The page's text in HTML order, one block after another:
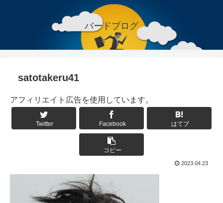
バードブログ
satotakeru41
アフィリエイト広告を使用しています。
Twitter Facebook はてブ
コピー
2023.04.23